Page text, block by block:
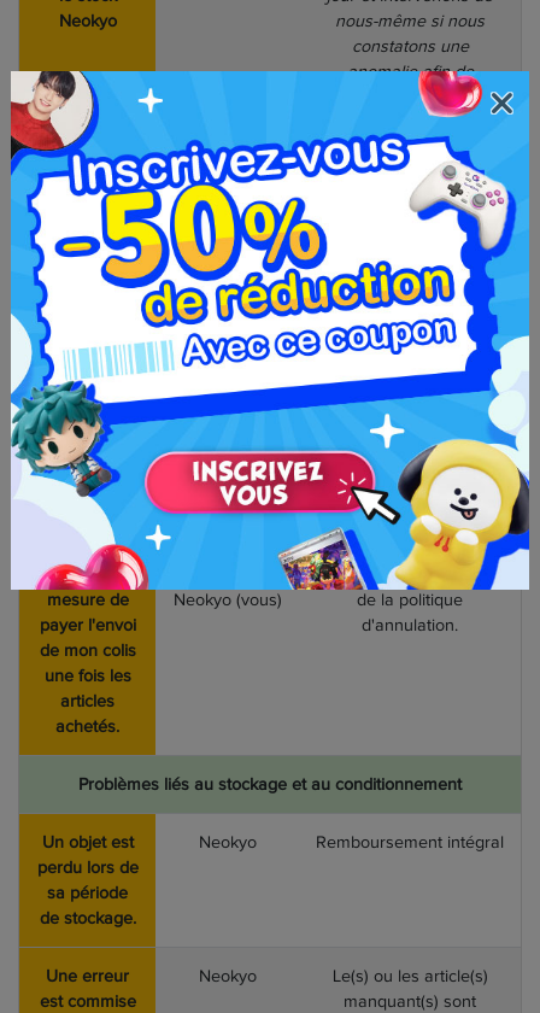
Neokyo
nous-même si nous
constatons une
anomalie afin de
rappeler le vendeur à
ses engagements.
Envoi
international :
Une casse
survient, mes
articles sont
détériorés.
Japan Post ou
société de
transport de
votre pays
Remboursement total ou
partiel selon le type
d'assurance du mode
d'envoi si les dommages
sont aussi constatables
sur le colis et après
décision du transporteur.
Les frais
d'import et
de douanes
sont trop
elevés.
Bénéficiaire
du service
Rappel à l'ordre sur les
conditions d'utilisation
Les frais d'import sont
de
votre responsabilité.
Je ne suis
pas en
mesure de
payer l'envoi
de mon colis
une fois les
articles
achetés.
Neokyo (vous)
Rappel à l'ordre sur les
conditions d'utilisation et
de la politique
d'annulation.
Problèmes liés au stockage et au conditionnement
Un objet est
perdu lors de
sa période
de stockage.
Neokyo Remboursement intégral
Une erreur
est commise
Neokyo
Le(s) ou les article(s)
manquant(s) sont